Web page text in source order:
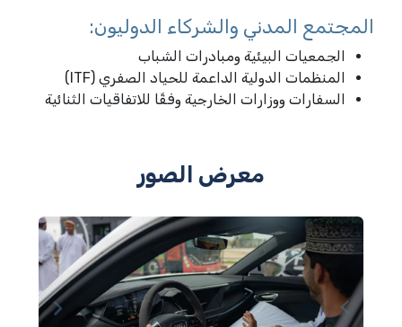
المجتمع المدني والشركاء الدوليون:
الجمعيات البيئية ومبادرات الشباب
المنظمات الدولية الداعمة للحياد الصفري (ITF)
السفارات ووزارات الخارجية وفقًا للاتفاقيات الثنائية
معرض الصور
Previous
Next